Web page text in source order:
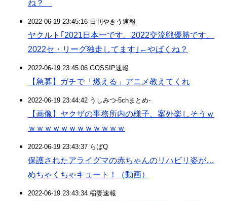
ね？
2022-06-19 23:45:16 日刊やきう速報
ヤクルト｢2021日本一です、2022交流戦優勝です、
2022セ・リーグ独走してます｣←やばくね？
2022-06-19 23:45:06 GOSSIP速報
【急募】ガチで「燃える」アニメ教えてくれ
2022-06-19 23:44:42 うしみつ-5chまとめ-
【画像】ヤクザの事務所内の様子、案外楽しそうｗ
ｗｗｗｗｗｗｗｗｗｗｗｗ
2022-06-19 23:43:37 らばQ
保護されたアライグマの赤ちゃんのリハビリ姿が…
めちゃくちゃキュート！（動画）
2022-06-19 23:43:34 稲妻速報